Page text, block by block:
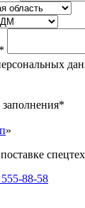
*
*
»
88-58